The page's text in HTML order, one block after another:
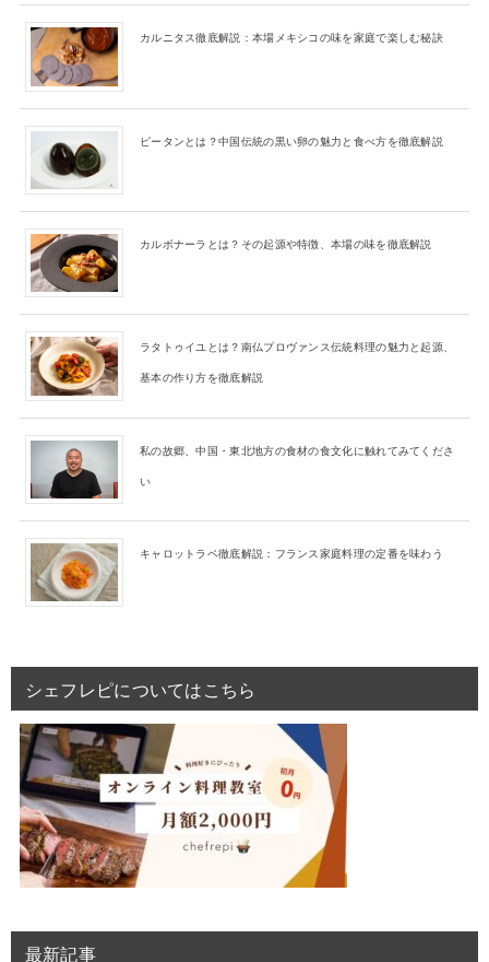
カルニタス徹底解説：本場メキシコの味を家庭で楽しむ秘訣
ピータンとは？中国伝統の黒い卵の魅力と食べ方を徹底解説
カルボナーラとは？その起源や特徴、本場の味を徹底解説
ラタトゥイユとは？南仏プロヴァンス伝統料理の魅力と起源、
基本の作り方を徹底解説
私の故郷、中国・東北地方の食材の食文化に触れてみてくださ
い
キャロットラペ徹底解説：フランス家庭料理の定番を味わう
シェフレピについてはこちら
最新記事